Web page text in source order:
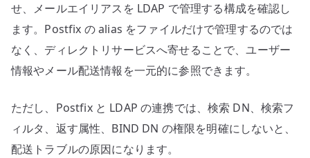
せ、メールエイリアスを LDAP で管理する構成を確認し
ます。Postfix の alias をファイルだけで管理するのでは
なく、ディレクトリサービスへ寄せることで、ユーザー
情報やメール配送情報を一元的に参照できます。
ただし、Postfix と LDAP の連携では、検索 DN、検索フ
ィルタ、返す属性、BIND DN の権限を明確にしないと、
配送トラブルの原因になります。